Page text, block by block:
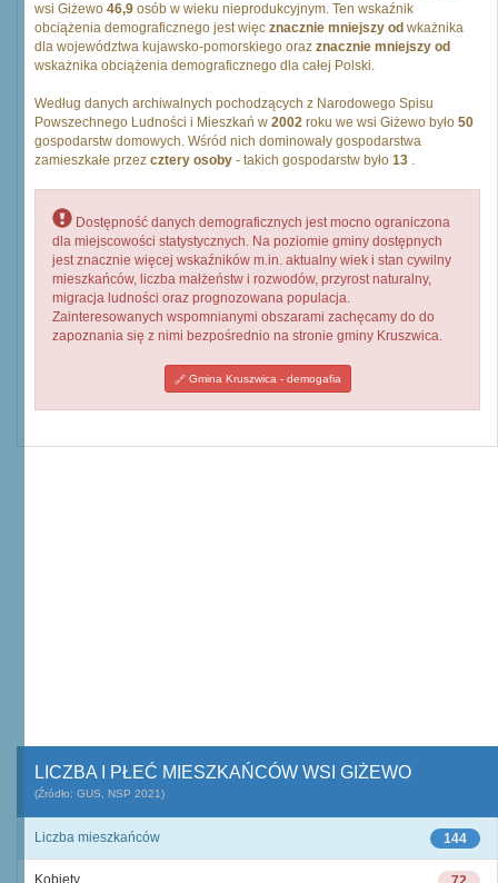
wsi Giżewo 46,9 osób w wieku nieprodukcyjnym. Ten wskaźnik
obciążenia demograficznego jest więc znacznie mniejszy od wkażnika
dla województwa kujawsko-pomorskiego oraz znacznie mniejszy od
wskażnika obciążenia demograficznego dla całej Polski.
Według danych archiwalnych pochodzących z Narodowego Spisu
Powszechnego Ludności i Mieszkań w 2002 roku we wsi Giżewo było 50
gospodarstw domowych. Wśród nich dominowały gospodarstwa
zamieszkałe przez cztery osoby - takich gospodarstw było 13 .
Dostępność danych demograficznych jest mocno ograniczona
dla miejscowości statystycznych. Na poziomie gminy dostępnych
jest znacznie więcej wskaźników m.in. aktualny wiek i stan cywilny
mieszkańców, liczba małżeństw i rozwodów, przyrost naturalny,
migracja ludności oraz prognozowana populacja.
Zainteresowanych wspomnianymi obszarami zachęcamy do do
zapoznania się z nimi bezpośrednio na stronie gminy Kruszwica.
Gmina Kruszwica - demogafia
LICZBA I PŁEĆ MIESZKAŃCÓW WSI GIŻEWO
(Źródło: GUS, NSP 2021)
144
Liczba mieszkańców
Kobiety